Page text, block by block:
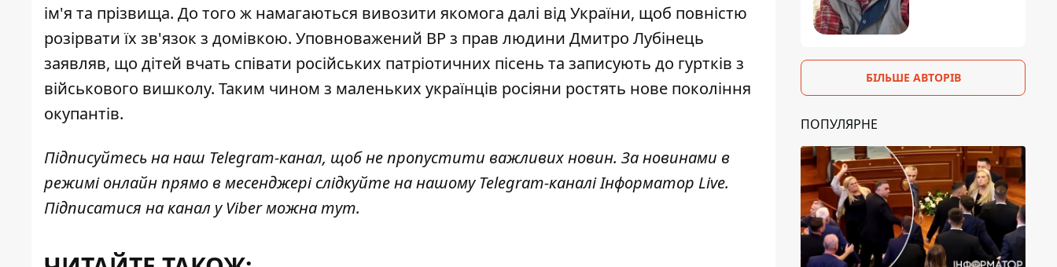
ім'я та прізвища. До того ж намагаються вивозити якомога далі від України, щоб повністю
розірвати їх зв'язок з домівкою. Уповноважений ВР з прав людини Дмитро Лубінець
заявляв, що дітей вчать співати російських патріотичних пісень та записують до гуртків з
військового вишколу. Таким чином з маленьких українців росіяни ростять нове покоління
окупантів.
Підписуйтесь на наш Telegram-канал, щоб не пропустити важливих новин. За новинами в
режимі онлайн прямо в месенджері слідкуйте на нашому Telegram-каналіІнформатор Live.
Підписатися на канал у Viber можнатут.
БІЛЬШЕ АВТОРІВ
ПОПУЛЯРНЕ